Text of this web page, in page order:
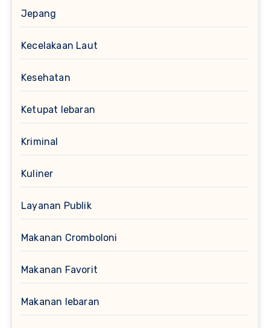
Jepang
Kecelakaan Laut
Kesehatan
Ketupat lebaran
Kriminal
Kuliner
Layanan Publik
Makanan Cromboloni
Makanan Favorit
Makanan lebaran